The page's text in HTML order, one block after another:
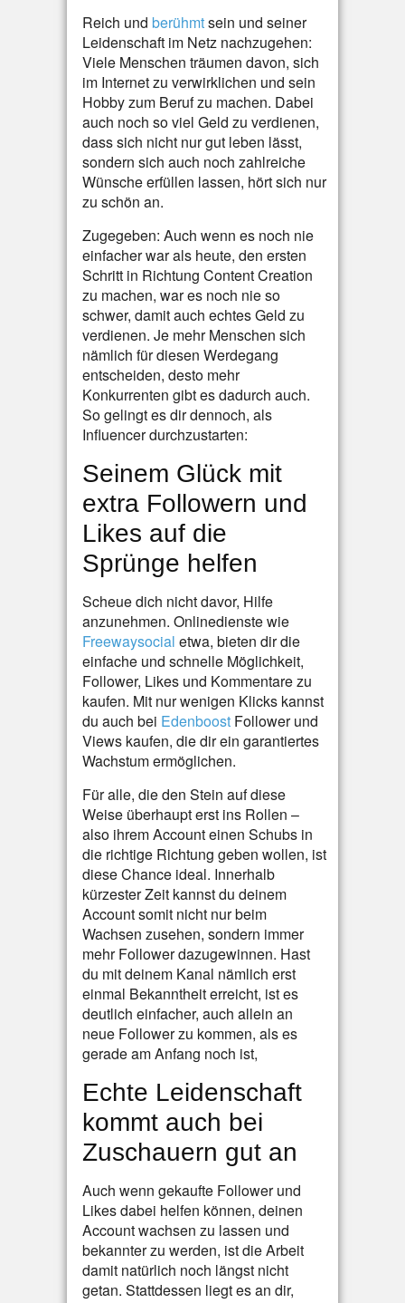
Reich und berühmtsein und seiner
Leidenschaft im Netz nachzugehen:
Viele Menschen träumen davon, sich
im Internet zu verwirklichen und sein
Hobby zum Beruf zu machen. Dabei
auch noch so viel Geld zu verdienen,
dass sich nicht nur gut leben lässt,
sondern sich auch noch zahlreiche
Wünsche erfüllen lassen, hört sich nur
zu schön an.
Zugegeben: Auch wenn es noch nie
einfacher war als heute, den ersten
Schritt in Richtung Content Creation
zu machen, war es noch nie so
schwer, damit auch echtes Geld zu
verdienen. Je mehr Menschen sich
nämlich für diesen Werdegang
entscheiden, desto mehr
Konkurrenten gibt es dadurch auch.
So gelingt es dir dennoch, als
Influencer durchzustarten:
Seinem Glück mit
extra Followern und
Likes auf die
Sprünge helfen
Scheue dich nicht davor, Hilfe
anzunehmen. Onlinedienste wie
Freewaysocial etwa, bieten dir die
einfache und schnelle Möglichkeit,
Follower, Likes und Kommentare zu
kaufen. Mit nur wenigen Klicks kannst
du auch bei Edenboost Follower und
Views kaufen, die dir ein garantiertes
Wachstum ermöglichen.
Für alle, die den Stein auf diese
Weise überhaupt erst ins Rollen –
also ihrem Account einen Schubs in
die richtige Richtung geben wollen, ist
diese Chance ideal. Innerhalb
kürzester Zeit kannst du deinem
Account somit nicht nur beim
Wachsen zusehen, sondern immer
mehr Follower dazugewinnen. Hast
du mit deinem Kanal nämlich erst
einmal Bekanntheit erreicht, ist es
deutlich einfacher, auch allein an
neue Follower zu kommen, als es
gerade am Anfang noch ist,
Echte Leidenschaft
kommt auch bei
Zuschauern gut an
Auch wenn gekaufte Follower und
Likes dabei helfen können, deinen
Account wachsen zu lassen und
bekannter zu werden, ist die Arbeit
damit natürlich noch längst nicht
getan. Stattdessen liegt es an dir,